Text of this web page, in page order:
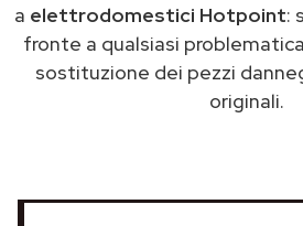
a elettrodomestici Hotpoint:
fronte a qualsiasi
sostituzione dei pezzi
originali.